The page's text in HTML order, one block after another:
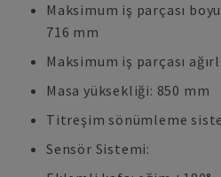
Maksimum iş parçası
716 mm
Maksimum iş parçası
Masa yüksekliği: 850 mm
Titreşim sönümleme
Sensör Sistemi: